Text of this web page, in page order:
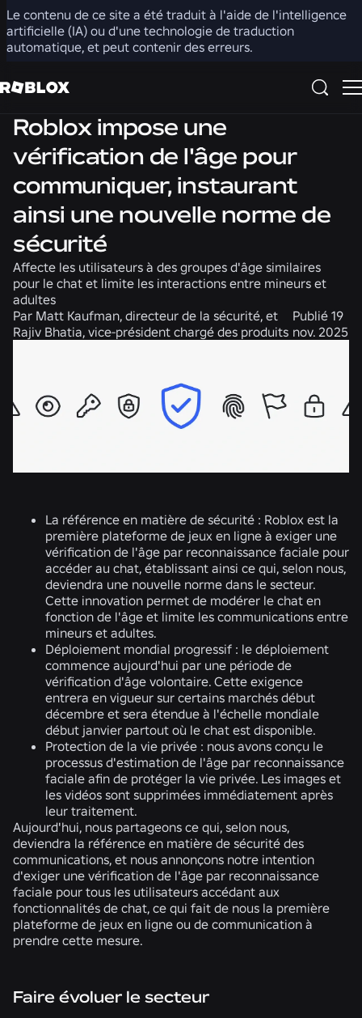
Le contenu de ce site a été traduit à l'aide de l'intelligence
artificielle (IA) ou d'une technologie de traduction
automatique, et peut contenir des erreurs.
Partager
Roblox impose une
vérification de l'âge pour
communiquer, instaurant
ainsi une nouvelle norme de
sécurité
Affecte les utilisateurs à des groupes d'âge similaires
pour le chat et limite les interactions entre mineurs et
adultes
Par Matt Kaufman, directeur de la sécurité, et
Rajiv Bhatia, vice-président chargé des produits
Publié 19
nov. 2025
La référence en matière de sécurité : Roblox est la
première plateforme de jeux en ligne à exiger une
vérification de l'âge par reconnaissance faciale pour
accéder au chat, établissant ainsi ce qui, selon nous,
deviendra une nouvelle norme dans le secteur.
Cette innovation permet de modérer le chat en
fonction de l'âge et limite les communications entre
mineurs et adultes.
Déploiement mondial progressif : le déploiement
commence aujourd'hui par une période de
vérification d'âge volontaire. Cette exigence
entrera en vigueur sur certains marchés début
décembre et sera étendue à l'échelle mondiale
début janvier partout où le chat est disponible.
Protection de la vie privée : nous avons conçu le
processus d'estimation de l'âge par reconnaissance
faciale afin de protéger la vie privée. Les images et
les vidéos sont supprimées immédiatement après
leur traitement.
Aujourd'hui, nous partageons ce qui, selon nous,
deviendra la référence en matière de sécurité des
communications, et nous annonçons notre intention
d'exiger une vérification de l'âge par reconnaissance
faciale pour tous les utilisateurs accédant aux
fonctionnalités de chat, ce qui fait de nous la première
plateforme de jeux en ligne ou de communication à
prendre cette mesure.
Faire évoluer le secteur